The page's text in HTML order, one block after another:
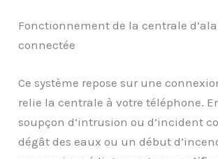
Fonctionnement de la centrale
connectée
Ce système repose sur une
relie la centrale à votre téléphone.
soupçon d’intrusion ou d’incident
dégât des eaux ou un début